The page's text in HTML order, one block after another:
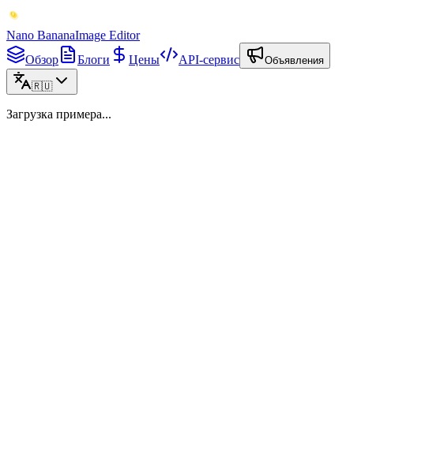
Nano BananaImage Editor
Обзор
Блоги Цены API-сервис Объявления
🇷🇺
Загрузка примера...